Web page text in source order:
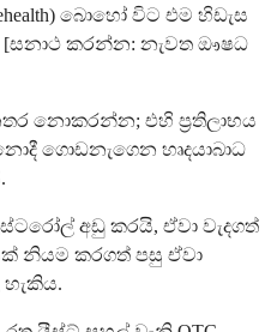
බොහෝ විට එම හිඩැස
[සනාථ කරන්න: නැවත ඖෂධ
නොකරන්න; එහි ප්‍රතිලාභය
ගොඩනැගෙන හෘදයාබාධ
අඩු කරයි, ඒවා වැදගත්
නියම කරගත් පසු ඒවා